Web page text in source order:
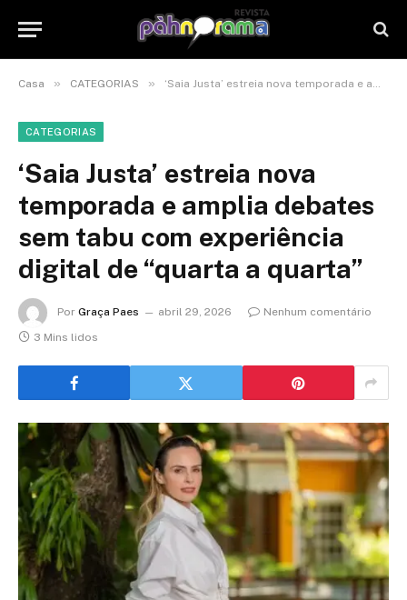
Casa » CATEGORIAS » ‘Saia Justa’ estreia nova temporada e amplia debates sem tabu com experiência digital de “quarta a quarta”
CATEGORIAS
‘Saia Justa’ estreia nova
temporada e amplia debates
sem tabu com experiência
digital de “quarta a quarta”
Por Graça Paes abril 29, 2026
Nenhum comentário
3 Mins lidos